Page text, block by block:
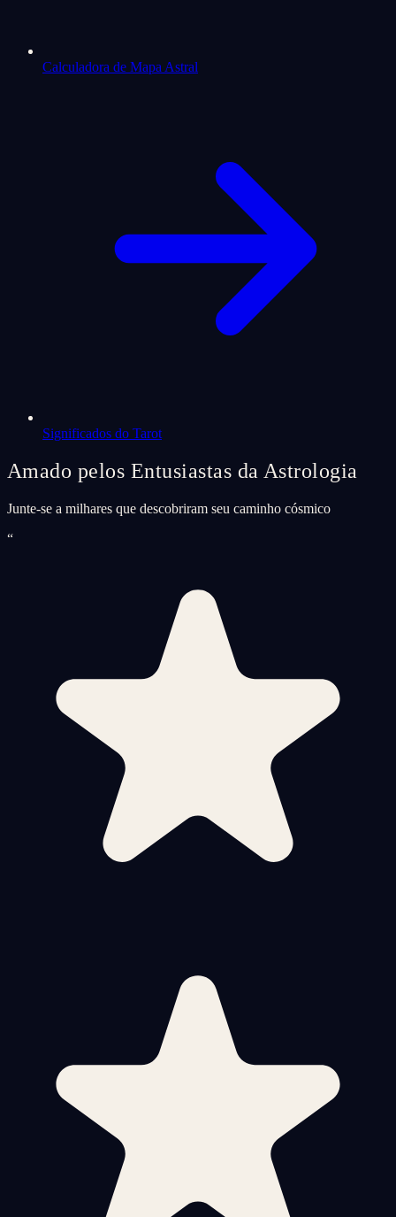
Calculadora de Mapa Astral
Significados do Tarot
Amado pelos Entusiastas da Astrologia
Junte-se a milhares que descobriram seu caminho cósmico
“